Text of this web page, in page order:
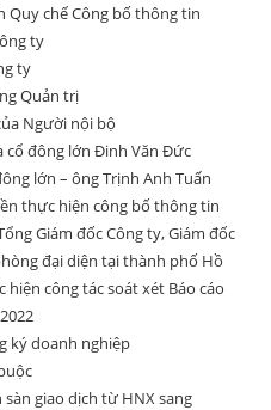
Quy chế Công bố thông tin
ty
ty
Quản trị
Người nội bộ
cổ đông lớn Đinh Văn Đức
lớn – ông Trịnh Anh Tuấn
thực hiện công bố thông tin
Giám đốc Công ty, Giám đốc
đại diện tại thành phố Hồ
công tác soát xét Báo cáo
ký doanh nghiệp
giao dịch từ HNX sang